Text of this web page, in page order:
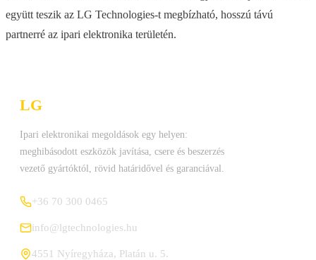
együtt teszik az LG Technologies-t megbízható, hosszú távú
partnerré az ipari elektronika területén.
LGTechnologies Kft.
Ipari elektronikai megoldások egy helyen:
meghibásodott eszközök javítása, csere és beszerzés
vezető gyártóktól, rövid határidővel és garanciával.
+36 70 300 0465
info@lgtechnologies.hu
4551 Nyíregyháza, Platán u. 5.